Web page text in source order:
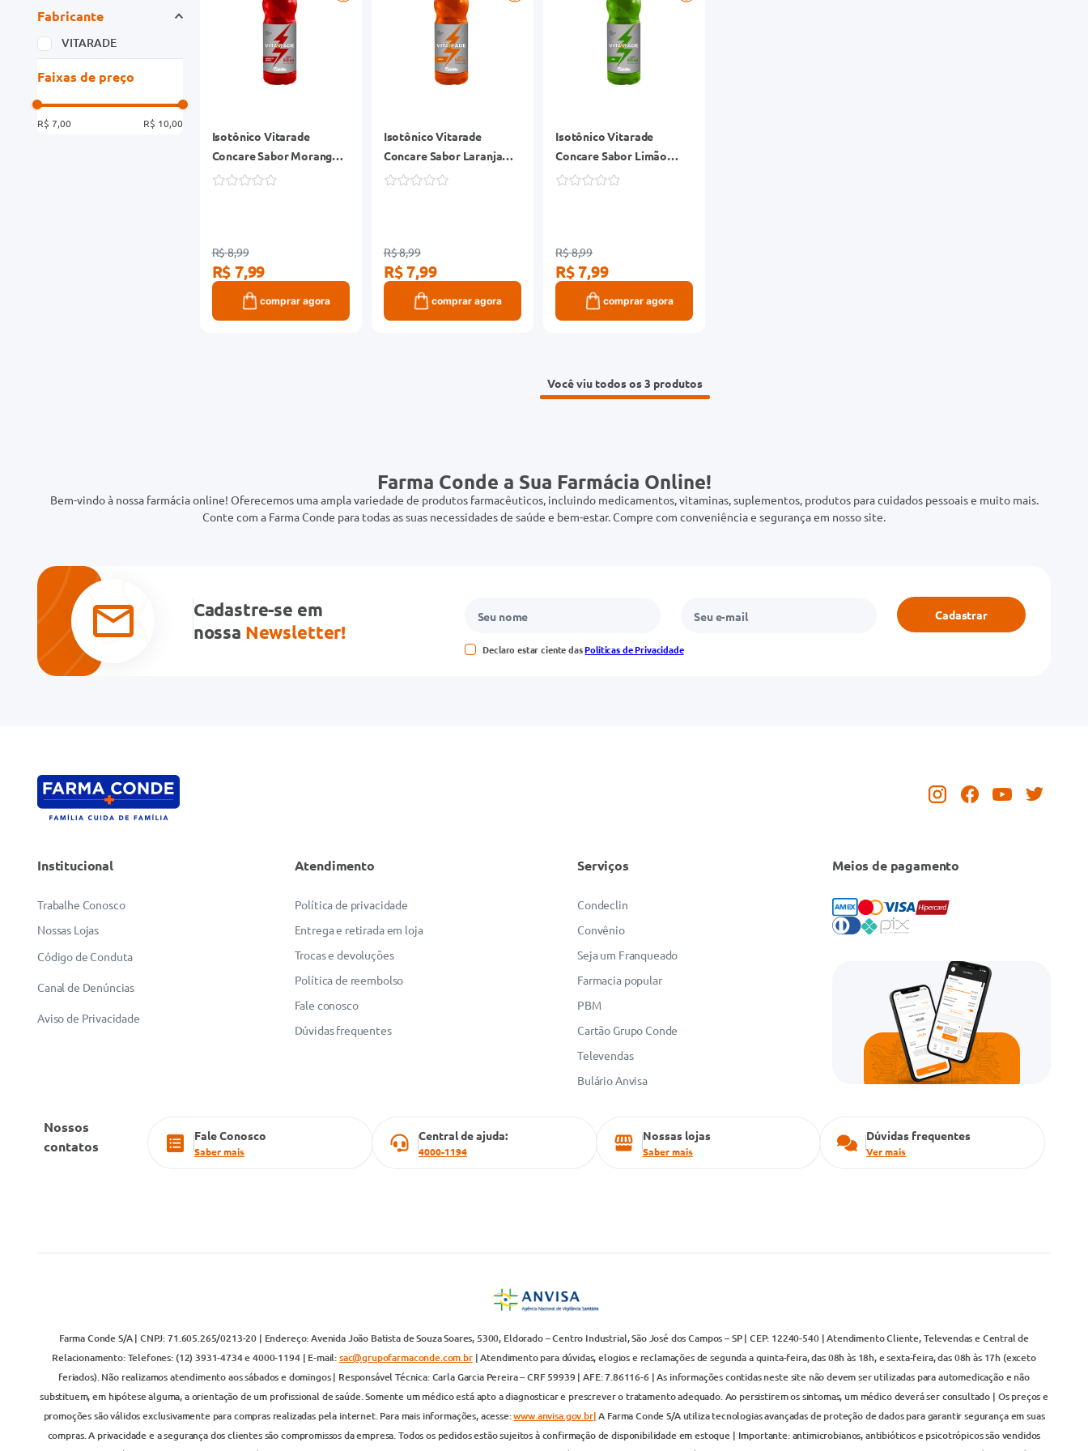
Fabricante
VITARADE
Faixas de preço
R$ 7,00 R$ 10,00
Isotônico Vitarade
Concare Sabor Morango
Maracujá Garrafa 500ml
R$ 8,99
R$ 7,99
comprar agora
Isotônico Vitarade
Concare Sabor Laranja
Garrafa 500ml
R$ 8,99
R$ 7,99
comprar agora
Isotônico Vitarade
Concare Sabor Limão
Garrafa 500ml
R$ 8,99
R$ 7,99
comprar agora
Você viu todos os 3
Farma Conde a Sua Farmácia Online!
Bem-vindo à nossa farmácia online! Oferecemos uma ampla variedade de produtos farmacêuticos, incluindo medicamentos, vitaminas, suplementos, produtos para cuidados pessoais e muito mais.
Conte com a Farma Conde para todas as suas necessidades de saúde e bem-estar. Compre com conveniência e segurança em nosso site.
Cadastre-se em
nossa Newsletter!
Declaro estar ciente dasPolíticas de Privacidade
Cadastrar
Institucional
Trabalhe Conosco
Nossas Lojas
Código de Conduta
Canal de Denúncias
Aviso de Privacidade
Atendimento
Política de privacidade
Entrega e retirada em loja
Trocas e devoluções
Política de reembolso
Fale conosco
Dúvidas frequentes
Serviços
Condeclin
Convênio
Seja um Franqueado
Farmacia popular
PBM
Cartão Grupo Conde
Televendas
Bulário Anvisa
Meios de pagamento
Nossos
contatos
Fale Conosco
Saber mais
Central de ajuda:
4000-1194
Nossas lojas
Saber mais
Dúvidas frequentes
Ver mais
Farma Conde S/A | CNPJ: 71.605.265/0213-20 | Endereço: Avenida João Batista de Souza Soares, 5300, Eldorado – Centro Industrial, São José dos Campos – SP | CEP: 12240-540 | Atendimento Cliente, Televendas e Central de
Relacionamento: Telefones: (12) 3931-4734 e 4000-1194 | E-mail:sac@grupofarmaconde.com.br| Atendimento para dúvidas, elogios e reclamações de segunda a quinta-feira, das 08h às 18h, e sexta-feira, das 08h às 17h (exceto
feriados). Não realizamos atendimento aos sábados e domingos | Responsável Técnica: Carla Garcia Pereira – CRF 59939 | AFE: 7.86116-6 | As informações contidas neste site não devem ser utilizadas para automedicação e não
substituem, em hipótese alguma, a orientação de um profissional de saúde. Somente um médico está apto a diagnosticar e prescrever o tratamento adequado. Ao persistirem os sintomas, um médico deverá ser consultado | Os preços e
promoções são válidos exclusivamente para compras realizadas pela internet. Para mais informações, acesse:www.anvisa.gov.br|A Farma Conde S/A utiliza tecnologias avançadas de proteção de dados para garantir segurança em suas
compras. A privacidade e a segurança dos clientes são compromissos da empresa. Todos os pedidos estão sujeitos à confirmação de disponibilidade em estoque | Importante: antimicrobianos, antibióticos e psicotrópicos são vendidos